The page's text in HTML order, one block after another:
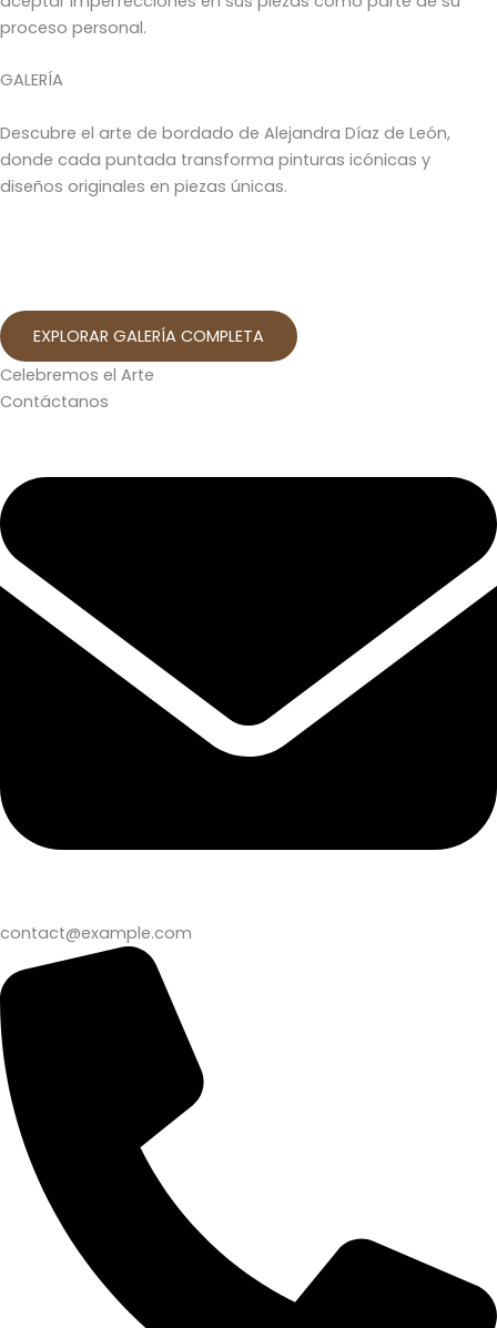
proceso personal.
GALERÍA
Descubre el arte de bordado de Alejandra Díaz de León,
donde cada puntada transforma pinturas icónicas y
diseños originales en piezas únicas.
EXPLORAR GALERÍA COMPLETA
Celebremos el Arte
Contáctanos
contact@example.com